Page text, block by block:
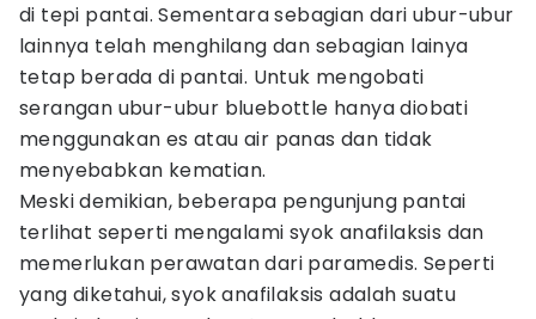
di tepi pantai. Sementara sebagian dari ubur-ubur
lainnya telah menghilang dan sebagian lainya
tetap berada di pantai. Untuk mengobati
serangan ubur-ubur bluebottle hanya diobati
menggunakan es atau air panas dan tidak
menyebabkan kematian.
Meski demikian, beberapa pengunjung pantai
terlihat seperti mengalami syok anafilaksis dan
memerlukan perawatan dari paramedis. Seperti
yang diketahui, syok anafilaksis adalah suatu